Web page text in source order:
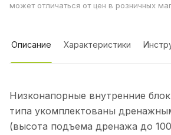
может отличаться от цен в розничных
Описание Характеристики
Низконапорные внутренние
типа укомплектованы
(высота подъема дренажа до